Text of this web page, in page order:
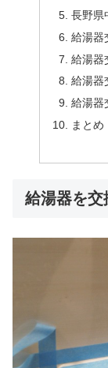
長野県
給湯器
給湯器
給湯器
給湯器
まとめ
給湯器を交